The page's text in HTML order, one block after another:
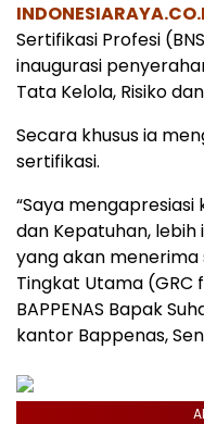
Sertifikasi Profesi
inaugurasi
Tata Kelola, Risiko
Secara khusus ia
sertifikasi.
“Saya mengapresiasi
dan Kepatuhan,
yang akan
Tingkat Utama
BAPPENAS Bapak
kantor Bappenas,